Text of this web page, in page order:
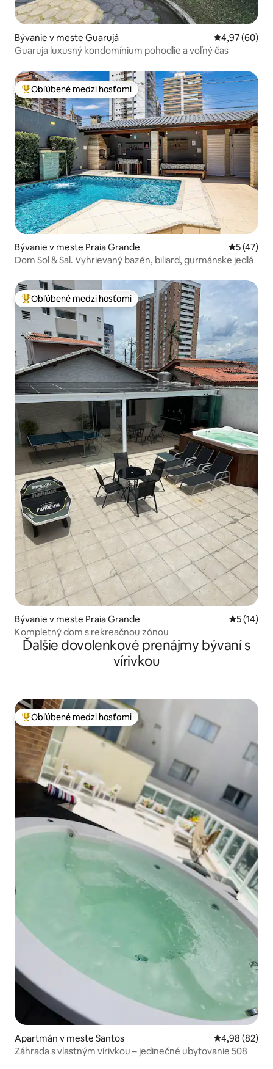
Bývanie v meste Guarujá Priemerné
4,97 (60)
Guaruja luxusný kondomínium pohodlie a voľný čas
Najobľúbenejšie medzi hosťami
Obľúbené medzi hosťami
Bývanie v meste Praia Grande
5 (47)
Dom Sol & Sal. Vyhrievaný bazén, biliard, gurmánske jedlá
Najobľúbenejšie medzi hosťami
Obľúbené medzi hosťami
Bývanie v meste Praia Grande
5 (14)
Kompletný dom s rekreačnou zónou
Ďalšie dovolenkové prenájmy bývaní s
vírivkou
Najobľúbenejšie medzi hosťami
Obľúbené medzi hosťami
Apartmán v meste Santos Priemerné
4,98 (82)
Záhrada s vlastným vírivkou – jedinečné ubytovanie 508